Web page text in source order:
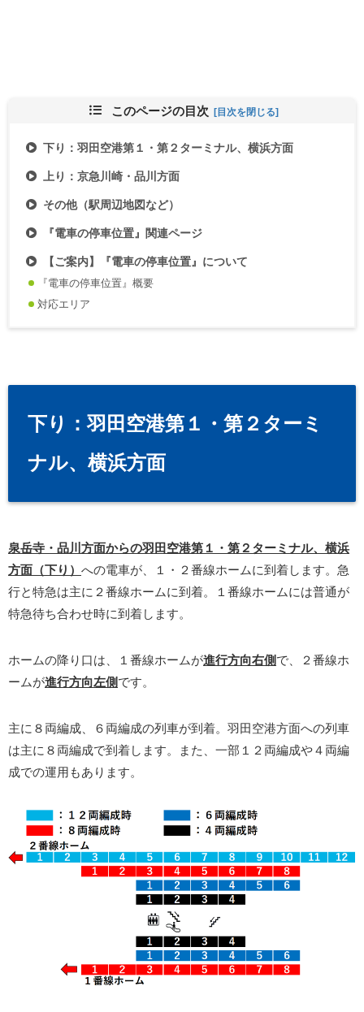
このページの目次
下り：羽田空港第１・第２ターミナル、横浜方面
上り：京急川崎・品川方面
その他（駅周辺地図など）
『電車の停車位置』関連ページ
【ご案内】『電車の停車位置』について
『電車の停車位置』概要
対応エリア
下り：羽田空港第１・第２ターミ
ナル、横浜方面
泉岳寺・品川方面からの羽田空港第１・第２ターミナル、横浜
方面（下り） への電車が、１・２番線ホームに到着します。急
行と特急は主に２番線ホームに到着。１番線ホームには普通が
特急待ち合わせ時に到着します。
ホームの降り口は、１番線ホームが進行方向右側で、２番線ホ
ームが進行方向左側です。
主に８両編成、６両編成の列車が到着。羽田空港方面への列車
は主に８両編成で到着します。また、一部１２両編成や４両編
成での運用もあります。